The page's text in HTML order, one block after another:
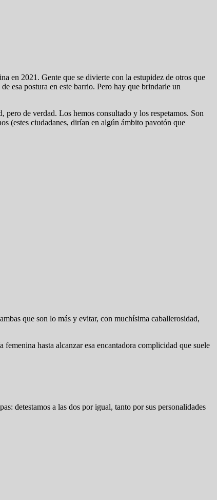
en 2021. Gente que se divierte con la estupidez de otros que
esa postura en este barrio. Pero hay que brindarle un
de verdad. Los hemos consultado y los respetamos. Son
(estes ciudadanes, dirían en algún ámbito pavotón que
que son lo más y evitar, con muchísima caballerosidad,
hasta alcanzar esa encantadora complicidad que suele
detestamos a las dos por igual, tanto por sus personalidades